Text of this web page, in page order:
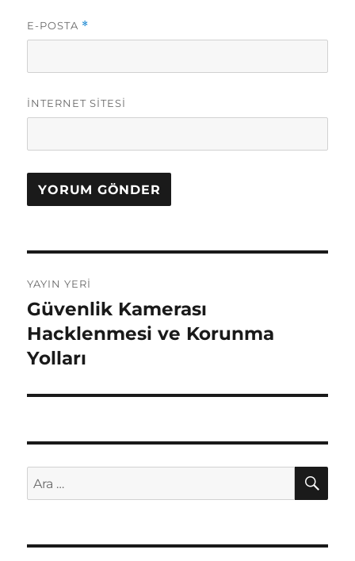
E-POSTA *
İNTERNET SITESI
gezinmesi
YAYIN YERI
Güvenlik Kamerası
Hacklenmesi ve Korunma
Yolları
Ara: